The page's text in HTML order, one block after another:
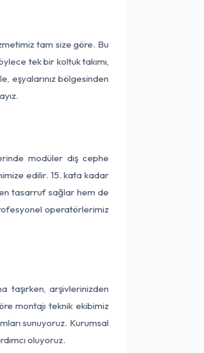
tam size göre. Bu
tek bir koltuk takımı,
eşyalarınız bölgesinden
modüler dış cephe
edilir. 15. kata kadar
tasarruf sağlar hem de
operatörlerimiz
taşırken, arşivlerinizden
montajı teknik ekibimiz
sunuyoruz. Kurumsal
oluyoruz.